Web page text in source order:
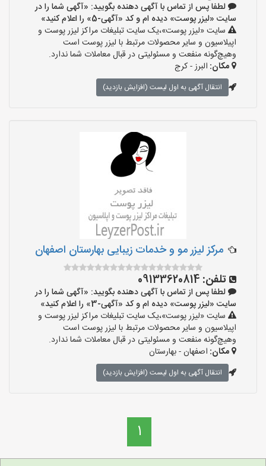
لطفا پس از تماس با آگهی دهنده بگویید: «آگهی شما را در
سایت «لیزر پوست» دیده ام و کد «آگهی-5» را اعلام کنید»
سایت «لیزر پوست»،یک سایت تبلیغات مراکز لیزر پوست و
اپیلاسیون و سایر محصولات مرتبط با لیزر پوست است
وهیچ‌گونه منفعت و مسئولیتی در قبال معاملات شما ندارد.
مکان: البرز - کرج
انتقال آگهی به اول لیست (افزایش بازدید)
مرکز لیزر مو و خدمات زیبایی بهارستان اصفهان
تلفن: 09133620814
لطفا پس از تماس با آگهی دهنده بگویید: «آگهی شما را در
سایت «لیزر پوست» دیده ام و کد «آگهی-3» را اعلام کنید»
سایت «لیزر پوست»،یک سایت تبلیغات مراکز لیزر پوست و
اپیلاسیون و سایر محصولات مرتبط با لیزر پوست است
وهیچ‌گونه منفعت و مسئولیتی در قبال معاملات شما ندارد.
مکان: اصفهان - بهارستان
انتقال آگهی به اول لیست (افزایش بازدید)
1